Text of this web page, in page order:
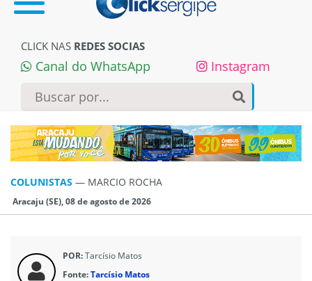
CLICK NAS REDES SOCIAS
Canal do WhatsApp Instagram
COLUNISTAS — MARCIO ROCHA
Aracaju (SE), 08 de agosto de 2026
POR:Tarcísio Matos
Fonte:Tarcísio Matos